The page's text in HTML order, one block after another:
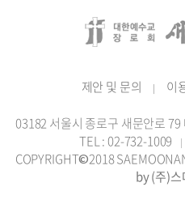
제안 및 문의 | 이
03182 서울시 종로구 새문안로
TEL : 02-732-1009 |
COPYRIGHT©2018
by (주)스